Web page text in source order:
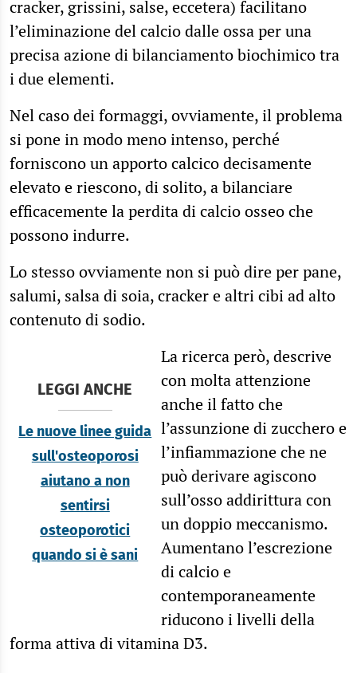
cracker, grissini, salse, eccetera) facilitano
l’eliminazione del calcio dalle ossa per una
precisa azione di bilanciamento biochimico tra
i due elementi.
Nel caso dei formaggi, ovviamente, il problema
si pone in modo meno intenso, perché
forniscono un apporto calcico decisamente
elevato e riescono, di solito, a bilanciare
efficacemente la perdita di calcio osseo che
possono indurre.
Lo stesso ovviamente non si può dire per pane,
salumi, salsa di soia, cracker e altri cibi ad alto
contenuto di sodio.
LEGGI ANCHE
Le nuove linee guida
sull'osteoporosi
aiutano a non
sentirsi
osteoporotici
quando si è sani
La ricerca però, descrive
con molta attenzione
anche il fatto che
l’assunzione di zucchero e
l’infiammazione che ne
può derivare agiscono
sull’osso addirittura con
un doppio meccanismo.
Aumentano l’escrezione
di calcio e
contemporaneamente
riducono i livelli della
forma attiva di vitamina D3.